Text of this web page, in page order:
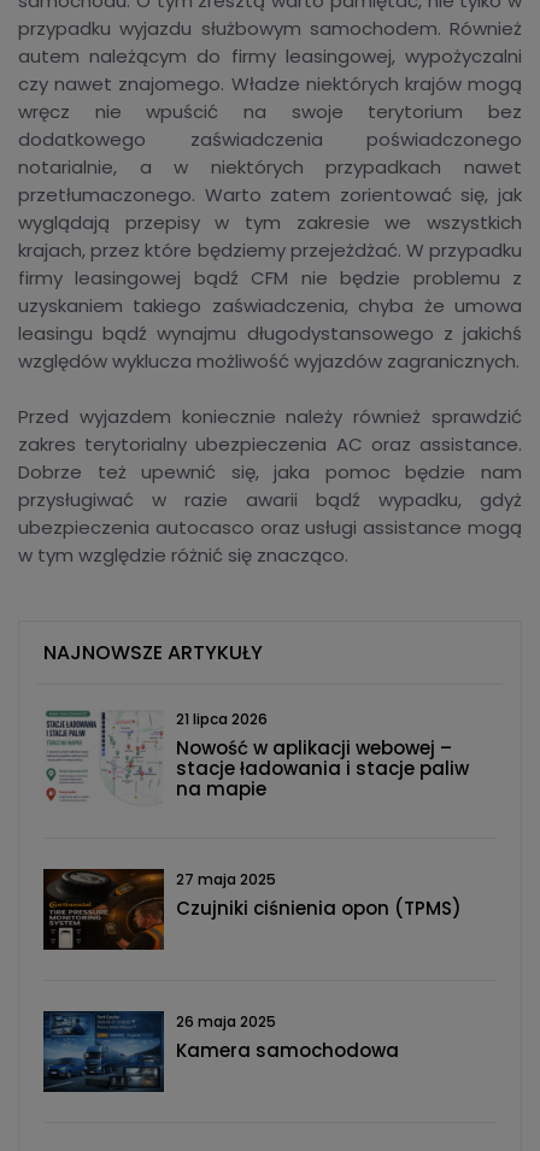
przypadku wyjazdu służbowym samochodem. Również
autem należącym do firmy leasingowej, wypożyczalni
czy nawet znajomego. Władze niektórych krajów mogą
wręcz nie wpuścić na swoje terytorium bez
dodatkowego zaświadczenia poświadczonego
notarialnie, a w niektórych przypadkach nawet
przetłumaczonego. Warto zatem zorientować się, jak
wyglądają przepisy w tym zakresie we wszystkich
krajach, przez które będziemy przejeżdżać. W przypadku
firmy leasingowej bądź CFM nie będzie problemu z
uzyskaniem takiego zaświadczenia, chyba że umowa
leasingu bądź wynajmu długodystansowego z jakichś
względów wyklucza możliwość wyjazdów zagranicznych.
Przed wyjazdem koniecznie należy również sprawdzić
zakres terytorialny ubezpieczenia AC oraz assistance.
Dobrze też upewnić się, jaka pomoc będzie nam
przysługiwać w razie awarii bądź wypadku, gdyż
ubezpieczenia autocasco oraz usługi assistance mogą
w tym względzie różnić się znacząco.
NAJNOWSZE ARTYKUŁY
21 lipca 2026
Nowość w aplikacji webowej –
stacje ładowania i stacje paliw
na mapie
27 maja 2025
Czujniki ciśnienia opon (TPMS)
26 maja 2025
Kamera samochodowa